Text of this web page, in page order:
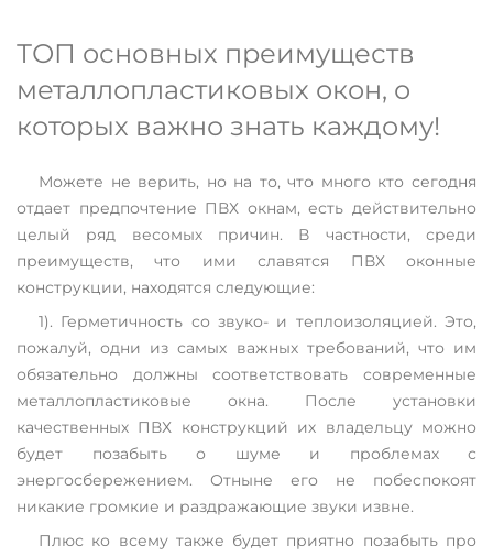
ТОП основных преимуществ
металлопластиковых окон, о
которых важно знать каждому!
Можете не верить, но на то, что много кто сегодня
отдает предпочтение ПВХ окнам, есть действительно
целый ряд весомых причин. В частности, среди
преимуществ, что ими славятся ПВХ оконные
конструкции, находятся следующие:
1). Герметичность со звуко- и теплоизоляцией. Это,
пожалуй, одни из самых важных требований, что им
обязательно должны соответствовать современные
металлопластиковые окна. После установки
качественных ПВХ конструкций их владельцу можно
будет позабыть о шуме и проблемах с
энергосбережением. Отныне его не побеспокоят
никакие громкие и раздражающие звуки извне.
Плюс ко всему также будет приятно позабыть про